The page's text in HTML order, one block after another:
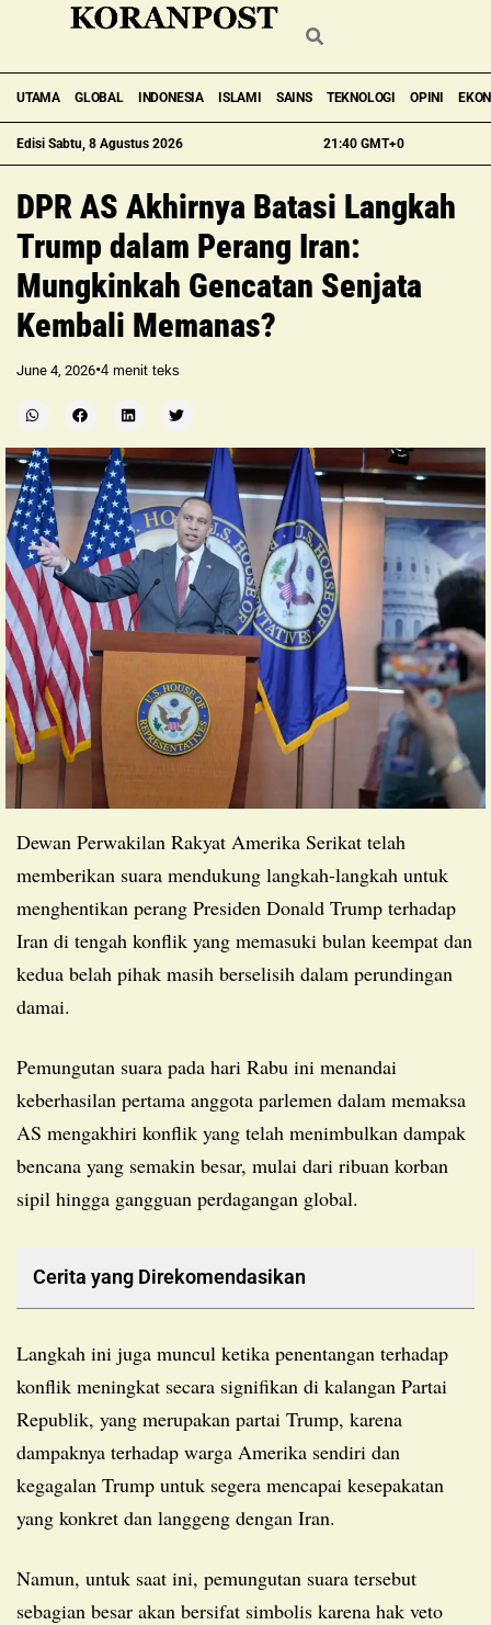
Edisi Sabtu, 8 Agustus 2026 21:40 GMT+0
UTAMA GLOBAL INDONESIA ISLAMI SAINS TEKNOLOGI OPINI
DPR AS Akhirnya Batasi Langkah
Trump dalam Perang Iran:
Mungkinkah Gencatan Senjata
Kembali Memanas?
June 4, 2026•4 menit teks
Dewan Perwakilan Rakyat Amerika Serikat telah
memberikan suara mendukung langkah-langkah untuk
menghentikan perang Presiden Donald Trump terhadap
Iran di tengah konflik yang memasuki bulan keempat dan
kedua belah pihak masih berselisih dalam perundingan
damai.
Pemungutan suara pada hari Rabu ini menandai
keberhasilan pertama anggota parlemen dalam memaksa
AS mengakhiri konflik yang telah menimbulkan dampak
bencana yang semakin besar, mulai dari ribuan korban
sipil hingga gangguan perdagangan global.
Cerita yang Direkomendasikan
Langkah ini juga muncul ketika penentangan terhadap
konflik meningkat secara signifikan di kalangan Partai
Republik, yang merupakan partai Trump, karena
dampaknya terhadap warga Amerika sendiri dan
kegagalan Trump untuk segera mencapai kesepakatan
yang konkret dan langgeng dengan Iran.
Namun, untuk saat ini, pemungutan suara tersebut
sebagian besar akan bersifat simbolis karena hak veto